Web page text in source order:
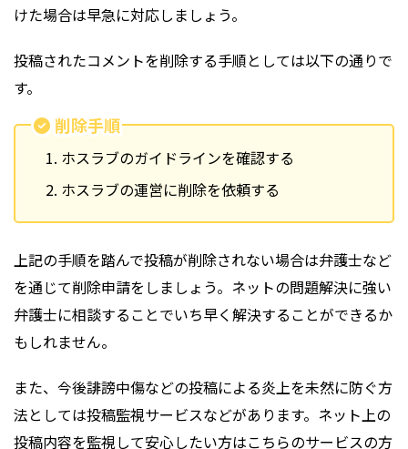
けた場合は早急に対応しましょう。
投稿されたコメントを削除する手順としては以下の通りで
す。
削除手順
ホスラブのガイドラインを確認する
ホスラブの運営に削除を依頼する
上記の手順を踏んで投稿が削除されない場合は弁護士など
を通じて削除申請をしましょう。ネットの問題解決に強い
弁護士に相談することでいち早く解決することができるか
もしれません。
また、今後誹謗中傷などの投稿による炎上を未然に防ぐ方
法としては投稿監視サービスなどがあります。ネット上の
投稿内容を監視して安心したい方はこちらのサービスの方